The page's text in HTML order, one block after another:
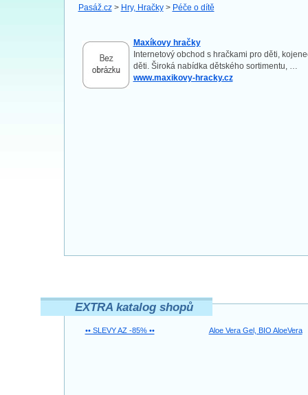
Pasáž.cz> Hry, Hračky> Péče o dítě
Maxíkovy hračky
Internetový obchod s hračkami pro děti,
děti. Široká nabídka dětského sortimentu, …
www.maxikovy-hracky.cz
EXTRA katalog shopů
•• SLEVY AZ -85% •• Aloe Vera Gel, BIO AloeVera